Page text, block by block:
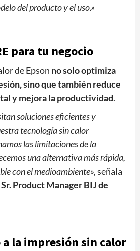
del producto y el uso.»
para tu negocio
de Epson no solo optimiza
sino que también reduce
y mejora la productividad.
soluciones eficientes y
tecnología sin calor
las limitaciones de la
una alternativa más rápida,
con el medioambiente»,señala
Product Manager BIJ de
a la impresión sin calor